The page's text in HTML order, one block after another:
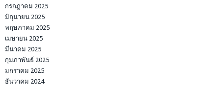
กรกฎาคม 2025
มิถุนายน 2025
พฤษภาคม 2025
เมษายน 2025
มีนาคม 2025
กุมภาพันธ์ 2025
มกราคม 2025
ธันวาคม 2024